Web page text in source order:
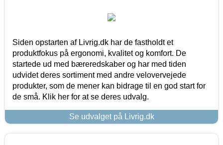
Siden opstarten af Livrig.dk har de fastholdt et
produktfokus på ergonomi, kvalitet og komfort. De
startede ud med bæreredskaber og har med tiden
udvidet deres sortiment med andre velovervejede
produkter, som de mener kan bidrage til en god start for
de små. Klik her for at se deres udvalg.
Se udvalget på Livrig.dk